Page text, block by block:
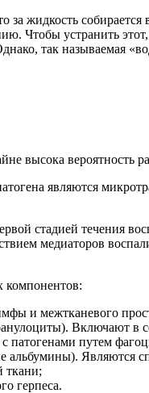
жидкость собирается
Чтобы устранить
так называемая
высока вероятность
являются
стадией течения
медиаторов
компонентов:
и межтканевого
Включают в
патогенами путем
альбумины). Являются
ткани;
герпеса.